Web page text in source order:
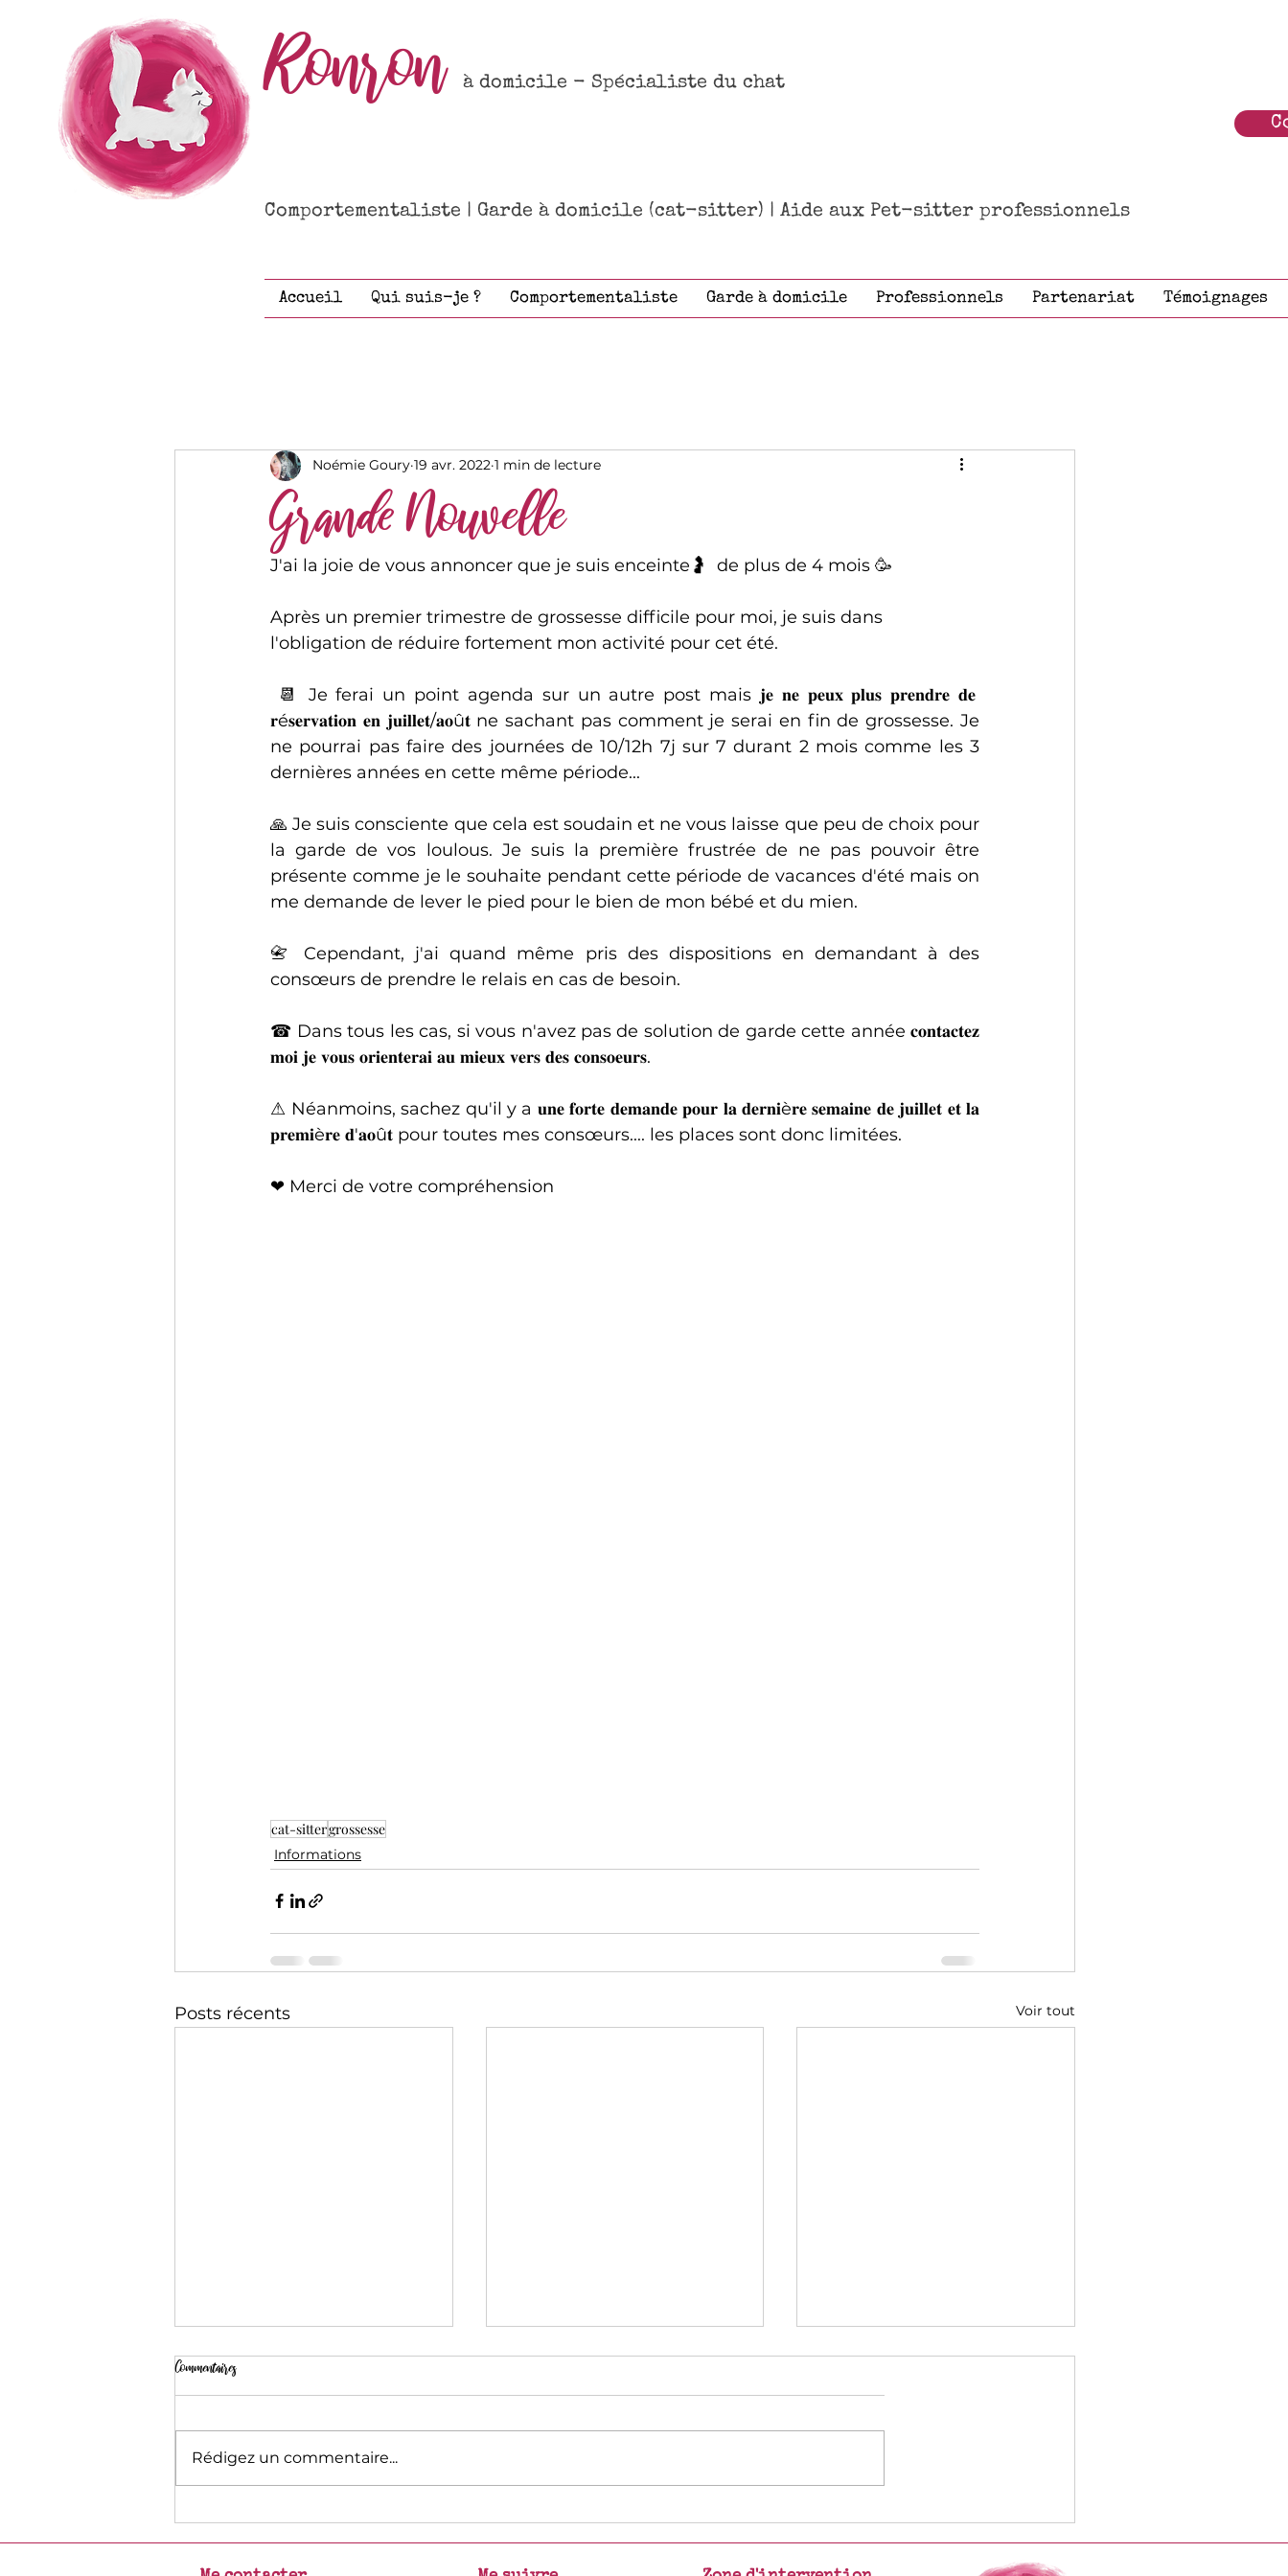
Ronron à domicile - Spécialiste du chat
Comportementaliste | Garde à domicile (cat-sitter) | Aide aux Pet-sitter professionnels
Accueil Qui suis-je ? Comportementaliste Garde à domicile Professionnels Partenariat Témoignages
Grande Nouvelle
Noémie Goury 19 avr. 2022 1 min de lecture
J'ai la joie de vous annoncer que je suis enceinte🤰  de plus de 4 mois 🥳
Après un premier trimestre de grossesse difficile pour moi, je suis dans
l'obligation de réduire fortement mon activité pour cet été.
𝐫é𝐬𝐞𝐫𝐯𝐚𝐭𝐢𝐨𝐧 𝐞𝐧 𝐣𝐮𝐢𝐥𝐥𝐞𝐭/𝐚𝐨û𝐭 ne sachant pas comment je serai en fin de grossesse. Je
ne pourrai pas faire des journées de 10/12h 7j sur 7 durant 2 mois comme les 3
dernières années en cette même période...
🙏 Je suis consciente que cela est soudain et ne vous laisse que peu de choix pour
la garde de vos loulous. Je suis la première frustrée de ne pas pouvoir être
présente comme je le souhaite pendant cette période de vacances d'été mais on
me demande de lever le pied pour le bien de mon bébé et du mien.
📇 Cependant, j'ai quand même pris des dispositions en demandant à des
consœurs de prendre le relais en cas de besoin.
☎ Dans tous les cas, si vous n'avez pas de solution de garde cette année 𝐜𝐨𝐧𝐭𝐚𝐜𝐭𝐞𝐳
𝐦𝐨𝐢 𝐣𝐞 𝐯𝐨𝐮𝐬 𝐨𝐫𝐢𝐞𝐧𝐭𝐞𝐫𝐚𝐢 𝐚𝐮 𝐦𝐢𝐞𝐮𝐱 𝐯𝐞𝐫𝐬 𝐝𝐞𝐬 𝐜𝐨𝐧𝐬𝐨𝐞𝐮𝐫𝐬.
⚠ Néanmoins, sachez qu'il y a 𝐮𝐧𝐞 𝐟𝐨𝐫𝐭𝐞 𝐝𝐞𝐦𝐚𝐧𝐝𝐞 𝐩𝐨𝐮𝐫 𝐥𝐚 𝐝𝐞𝐫𝐧𝐢è𝐫𝐞 𝐬𝐞𝐦𝐚𝐢𝐧𝐞 𝐝𝐞 𝐣𝐮𝐢𝐥𝐥𝐞𝐭 𝐞𝐭 𝐥𝐚
𝐩𝐫𝐞𝐦𝐢è𝐫𝐞 𝐝'𝐚𝐨û𝐭 pour toutes mes consœurs.... les places sont donc limitées.
❤ Merci de votre compréhension
cat-sittergrossesse
Informations
Posts récents Voir tout
Nouvelle année 2026
Commentaires
Rédigez un commentaire...